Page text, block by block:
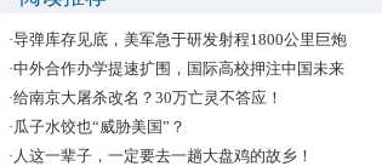
·导弹库存见底，美军急于研发射程1800公里巨炮
·中外合作办学提速扩围，国际高校押注中国未来
·给南京大屠杀改名？30万亡灵不答应！
·瓜子水饺也“威胁美国”？
· 人这一辈子，一定要去一趟大盘鸡的故乡！